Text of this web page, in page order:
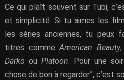
Ce qui plaît souvent sur Tubi,
et simplicité. Si tu aimes les
les séries anciennes, tu peux
titres commeAmerican Beauty,
Darko ou Platoon. Pour une
chose de bon à regarder”, c’est